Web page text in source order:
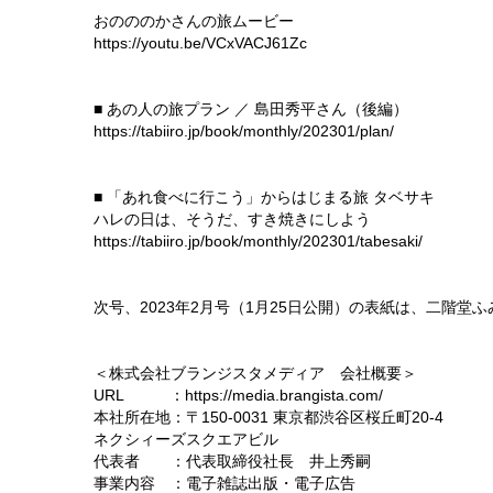
おのののかさんの旅ムービー
https://youtu.be/VCxVACJ61Zc
■ あの人の旅プラン ／ 島田秀平さん（後編）
https://tabiiro.jp/book/monthly/202301/plan/
■ 「あれ食べに行こう」からはじまる旅 タベサキ
ハレの日は、そうだ、すき焼きにしよう
https://tabiiro.jp/book/monthly/202301/tabesaki/
次号、2023年2月号（1月25日公開）の表紙は、二階堂ふ
＜株式会社ブランジスタメディア 会社概要＞
URL ：https://media.brangista.com/
本社所在地：〒150-0031 東京都渋谷区桜丘町20-4
ネクシィーズスクエアビル
代表者 ：代表取締役社長 井上秀嗣
事業内容 ：電子雑誌出版・電子広告